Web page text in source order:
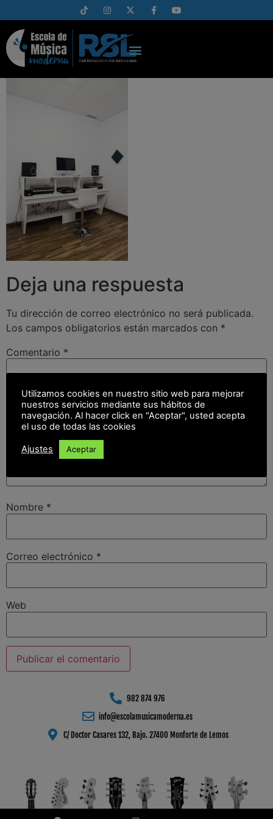
Deja una respuesta
Tu dirección de correo electrónico no será publicada.
Los campos obligatorios están marcados con *
Comentario *
Nombre *
Correo electrónico *
Web
982 874 976
info@escolamusicamoderna.es
C/ Doctor Casares 132, Bajo. 27400 Monforte de Lemos
Utilizamos cookies en nuestro sitio web para mejorar
nuestros servicios mediante sus hábitos de
navegación. Al hacer click en "Aceptar", usted acepta
el uso de todas las cookies
Ajustes Aceptar